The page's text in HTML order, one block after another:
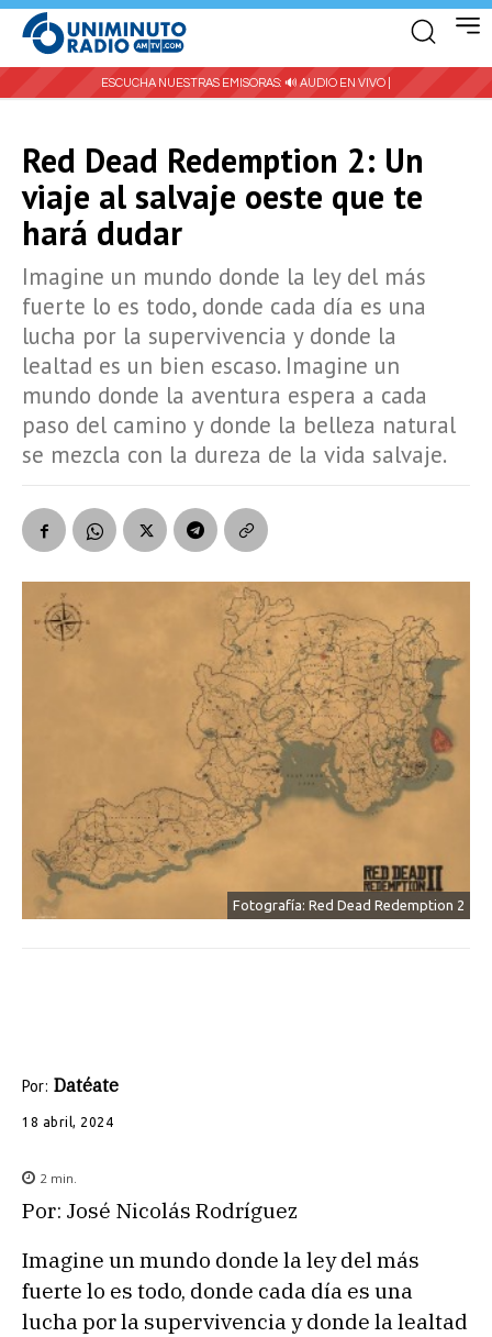
ESCUCHA NUESTRAS EMISORAS: 🔊 AUDIO EN VIVO |
Red Dead Redemption 2: Un
viaje al salvaje oeste que te
hará dudar
Imagine un mundo donde la ley del más
fuerte lo es todo, donde cada día es una
lucha por la supervivencia y donde la
lealtad es un bien escaso. Imagine un
mundo donde la aventura espera a cada
paso del camino y donde la belleza natural
se mezcla con la dureza de la vida salvaje.
Fotografía: Red Dead Redemption 2
Por: Datéate
18 abril, 2024
2 min.
Por: José Nicolás Rodríguez
Imagine un mundo donde la ley del más
fuerte lo es todo, donde cada día es una
lucha por la supervivencia y donde la lealtad